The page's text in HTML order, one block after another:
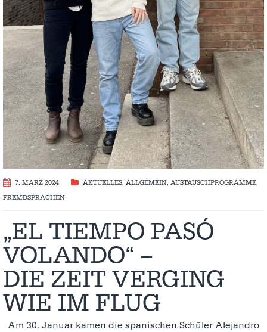
7. MÄRZ 2024 AKTUELLES, ALLGEMEIN, AUSTAUSCH­PROGRAMME,
FREMDSPRACHEN
„EL TIEMPO PASÓ
VOLANDO“ –
DIE ZEIT VERGING
WIE IM FLUG
Am 30. Januar kamen die spanischen Schüler Alejandro